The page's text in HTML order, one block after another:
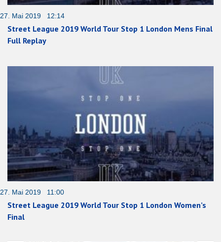
27. Mai 2019 12:14
Street League 2019 World Tour Stop 1 London Mens Final
Full Replay
27. Mai 2019 11:00
Street League 2019 World Tour Stop 1 London Women’s
Final